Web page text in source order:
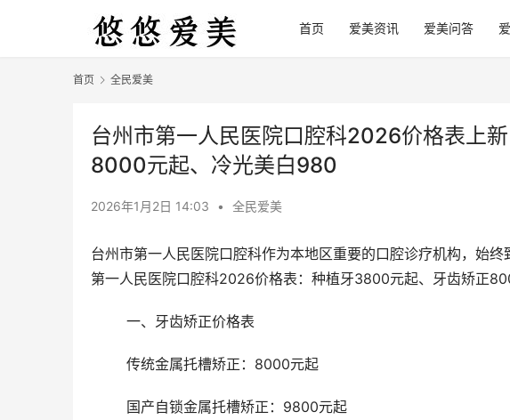
首页 爱美资讯 爱美问答
首页 全民爱美
台州市第一人民医院口腔科2026价格表上
8000元起、冷光美白980
2026年1月2日 14:03 • 全民爱美
台州市第一人民医院口腔科作为本地区重要的口腔诊疗机构，始
第一人民医院口腔科2026价格表：种植牙3800元起、牙齿矫正
	一、牙齿矫正价格表
	传统金属托槽矫正：8000元起
	国产自锁金属托槽矫正：9800元起